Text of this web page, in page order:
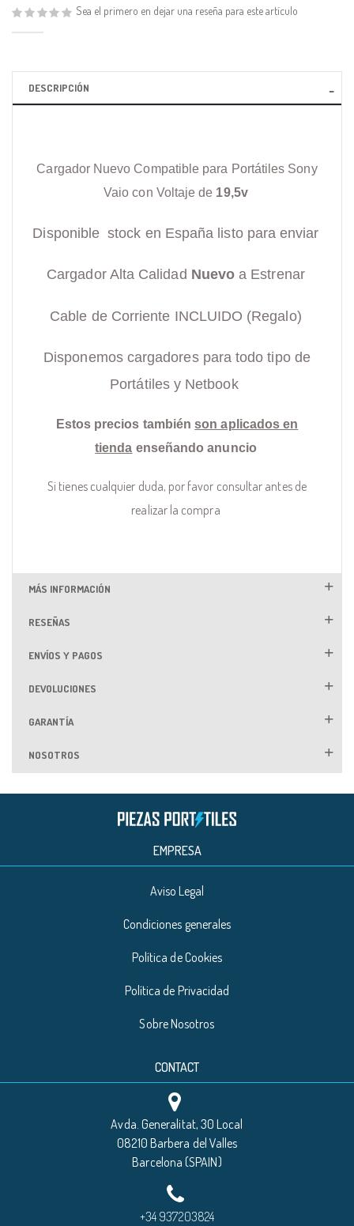
Sea el primero en dejar una reseña para este artículo
DESCRIPCIÓN
Cargador Nuevo Compatible para Portátiles Sony
Vaio con Voltaje de 19,5v
Disponible stock en España listo para enviar
Cargador Alta Calidad Nuevo a Estrenar
Cable de Corriente INCLUIDO (Regalo)
Disponemos cargadores para todo tipo de
Portátiles y Netbook
Estos precios también son aplicados en
tienda enseñando anuncio
Si tienes cualquier duda, por favor consultar antes de
realizar la compra
MÁS INFORMACIÓN
RESEÑAS
ENVÍOS Y PAGOS
DEVOLUCIONES
GARANTÍA
NOSOTROS
EMPRESA
Aviso Legal
Condiciones generales
Política de Cookies
Política de Privacidad
Sobre Nosotros
CONTACT
Avda. Generalitat, 30 Local
08210 Barbera del Valles
Barcelona (SPAIN)
+34 937203824